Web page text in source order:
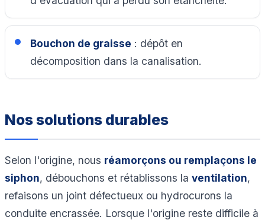
Bouchon de graisse : dépôt en
décomposition dans la canalisation.
Nos solutions durables
Selon l'origine, nous réamorçons ou remplaçons le
siphon, débouchons et rétablissons la ventilation,
refaisons un joint défectueux ou hydrocurons la
conduite encrassée. Lorsque l'origine reste difficile à